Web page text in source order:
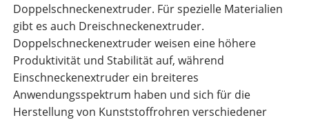
Doppelschneckenextruder. Für spezielle Materialien
gibt es auch Dreischneckenextruder.
Doppelschneckenextruder weisen eine höhere
Produktivität und Stabilität auf, während
Einschneckenextruder ein breiteres
Anwendungsspektrum haben und sich für die
Herstellung von Kunststoffrohren verschiedener